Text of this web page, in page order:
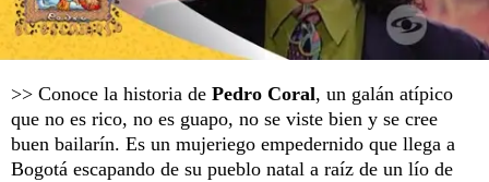
>> Conoce la historia de Pedro Coral, un galán atípico
que no es rico, no es guapo, no se viste bien y se cree
buen bailarín. Es un mujeriego empedernido que llega a
Bogotá escapando de su pueblo natal a raíz de un lío de